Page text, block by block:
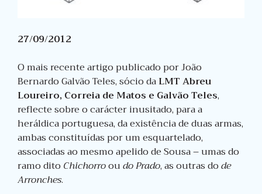
27/09/2012
O mais recente artigo publicado por João
Bernardo Galvão Teles, sócio daLMT Abreu
Loureiro, Correia de Matos e Galvão Teles,
reflecte sobre o carácter inusitado, para a
heráldica portuguesa, da existência de duas armas,
ambas constituídas por um esquartelado,
associadas ao mesmo apelido de Sousa – umas do
ramo dito Chichorrooudo Prado, as outras dode
Arronches.